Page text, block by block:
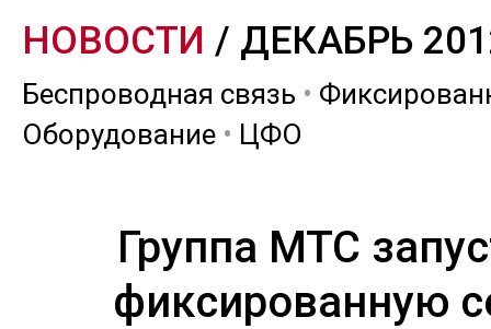
НОВОСТИ / ДЕКАБРЬ
Беспроводная связь •
Оборудование • ЦФО
Группа МТС
фиксированную